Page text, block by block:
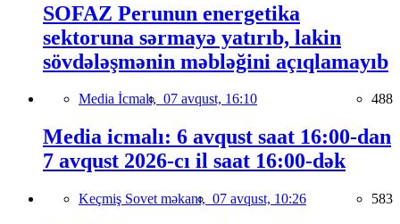
SOFAZ Perunun energetika
sektoruna sərmayə yatırıb, lakin
sövdələşmənin məbləğini açıqlamayıb
Media İcmalı, 07 avqust, 16:10 488
Media icmalı: 6 avqust saat 16:00-dan
7 avqust 2026-cı il saat 16:00-dək
Keçmiş Sovet məkanı, 07 avqust, 10:26 583